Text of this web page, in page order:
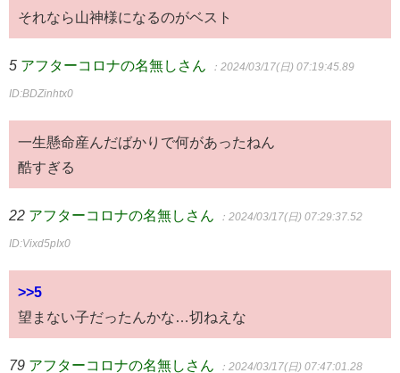
それなら山神様になるのがベスト
5 アフターコロナの名無しさん ：2024/03/17(日) 07:19:45.89
ID:BDZinhtx0
一生懸命産んだばかりで何があったねん
酷すぎる
22 アフターコロナの名無しさん ：2024/03/17(日) 07:29:37.52
ID:Vixd5pIx0
>>5
望まない子だったんかな…切ねえな
79 アフターコロナの名無しさん ：2024/03/17(日) 07:47:01.28